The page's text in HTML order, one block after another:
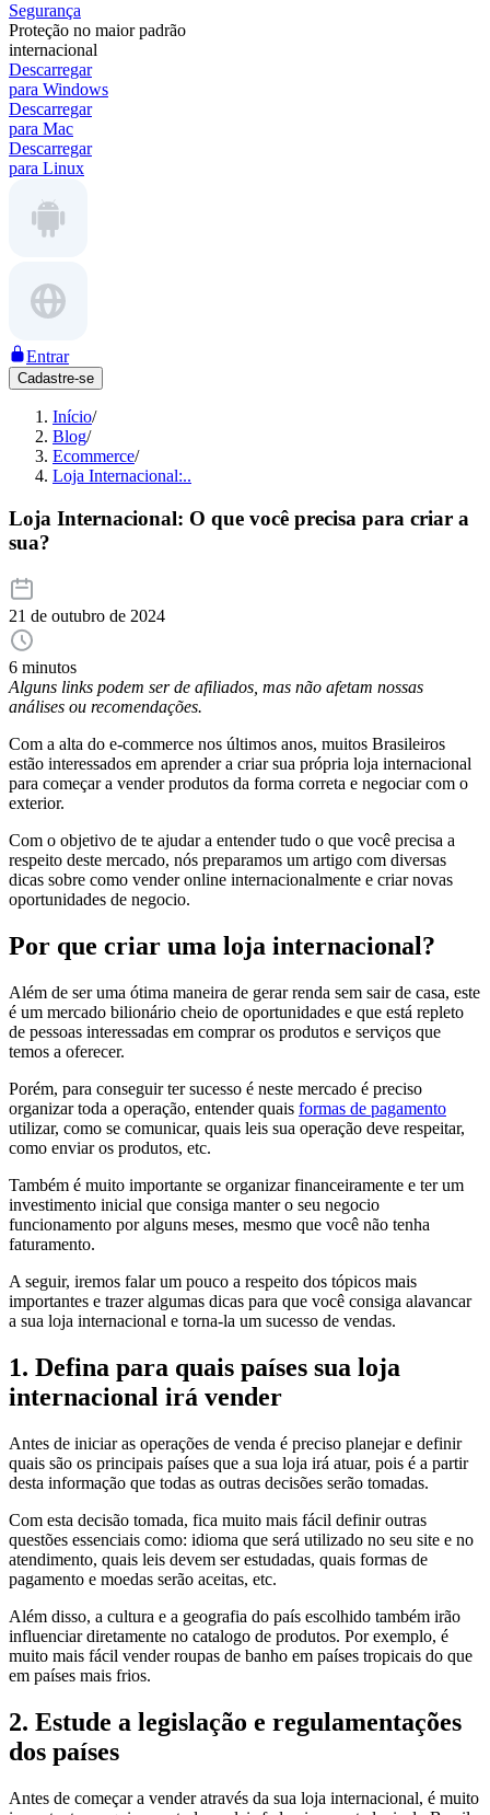
Segurança
Proteção no maior padrão
internacional
Descarregar
para Windows
Descarregar
para Mac
Descarregar
para Linux
Entrar
Cadastre-se
Início/
Blog/
Ecommerce/
Loja Internacional:..
Loja Internacional: O que você precisa para criar a
sua?
21 de outubro de 2024
6 minutos
Alguns links podem ser de afiliados, mas não afetam nossas
análises ou recomendações.
Com a alta do e-commerce nos últimos anos, muitos Brasileiros
estão interessados em aprender a criar sua própria loja internacional
para começar a vender produtos da forma correta e negociar com o
exterior.
Com o objetivo de te ajudar a entender tudo o que você precisa a
respeito deste mercado, nós preparamos um artigo com diversas
dicas sobre como vender online internacionalmente e criar novas
oportunidades de negocio.
Por que criar uma loja internacional?
Além de ser uma ótima maneira de gerar renda sem sair de casa, este
é um mercado bilionário cheio de oportunidades e que está repleto
de pessoas interessadas em comprar os produtos e serviços que
temos a oferecer.
Porém, para conseguir ter sucesso é neste mercado é preciso
organizar toda a operação, entender quais formas de pagamento
utilizar, como se comunicar, quais leis sua operação deve respeitar,
como enviar os produtos, etc.
Também é muito importante se organizar financeiramente e ter um
investimento inicial que consiga manter o seu negocio
funcionamento por alguns meses, mesmo que você não tenha
faturamento.
A seguir, iremos falar um pouco a respeito dos tópicos mais
importantes e trazer algumas dicas para que você consiga alavancar
a sua loja internacional e torna-la um sucesso de vendas.
1. Defina para quais países sua loja
internacional irá vender
Antes de iniciar as operações de venda é preciso planejar e definir
quais são os principais países que a sua loja irá atuar, pois é a partir
desta informação que todas as outras decisões serão tomadas.
Com esta decisão tomada, fica muito mais fácil definir outras
questões essenciais como: idioma que será utilizado no seu site e no
atendimento, quais leis devem ser estudadas, quais formas de
pagamento e moedas serão aceitas, etc.
Além disso, a cultura e a geografia do país escolhido também irão
influenciar diretamente no catalogo de produtos. Por exemplo, é
muito mais fácil vender roupas de banho em países tropicais do que
em países mais frios.
2. Estude a legislação e regulamentações
dos países
Antes de começar a vender através da sua loja internacional, é muito